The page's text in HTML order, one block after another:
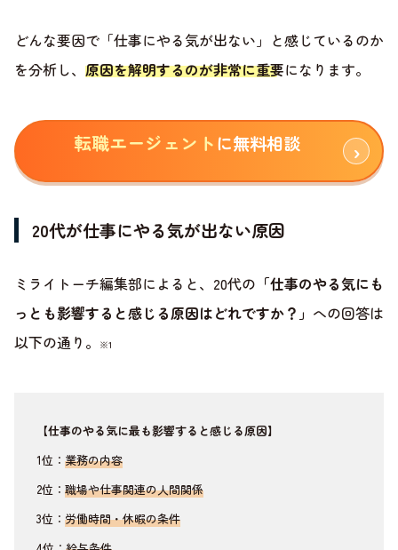
どんな要因で「仕事にやる気が出ない」と感じているのか
を分析し、 原因を解明するのが非常に重要になります。
転職エージェントに無料相談
20代が仕事にやる気が出ない原因
ミライトーチ編集部によると、20代の 「仕事のやる気にも
っとも影響すると感じる原因はどれですか？」 への回答は
以下の通り。
※1
【仕事のやる気に最も影響すると感じる原因】
1位： 業務の内容
2位： 職場や仕事関連の人間関係
3位： 労働時間・休暇の条件